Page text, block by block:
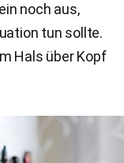
noch aus,
tun sollte.
Hals über Kopf